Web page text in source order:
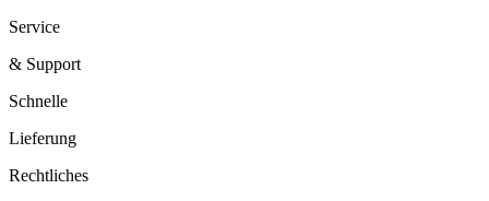
Service
& Support
Schnelle
Lieferung
Rechtliches